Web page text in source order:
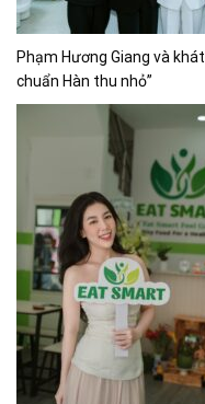
Phạm Hương Giang và
chuẩn Hàn thu nhỏ”